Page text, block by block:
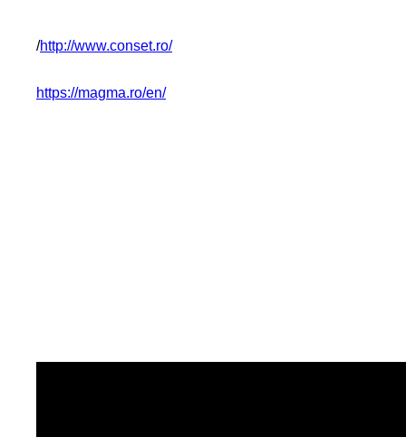
/http://www.conset.ro/
https://magma.ro/en/